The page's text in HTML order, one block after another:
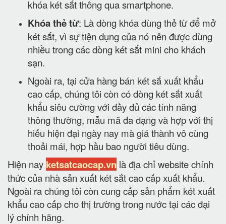
khóa két sắt thông qua smartphone.
Khóa thẻ từ: Là dòng khóa dùng thẻ từ để mở
két sắt, vì sự tiện dụng của nó nên được dùng
nhiều trong các dòng két sắt mini cho khách
sạn.
Ngoài ra, tại cửa hàng bán két sắ xuất khẩu
cao cấp, chúng tôi còn có dòng két sắt xuất
khẩu siêu cường với đầy đủ các tính năng
thông thường, mẫu mã đa dạng và hợp với thị
hiếu hiện đại ngày nay mà giá thành vô cùng
thoải mái, hợp hầu bao người tiêu dùng.
Hiện nay ketsatcaocap.vn là địa chỉ website chính
thức của nhà sản xuất két sắt cao cấp xuất khẩu.
Ngoài ra chúng tôi còn cung cấp sản phẩm két xuất
khẩu cao cấp cho thị trường trong nước tại các đại
lý chính hãng.